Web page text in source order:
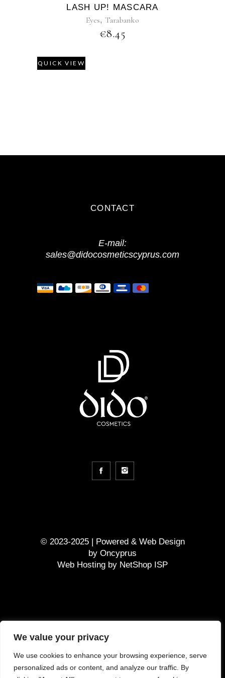
We value your privacy
We use cookies to enhance your browsing experience, serve
personalized ads or content, and analyze our traffic. By
LASH UP! MASCARA
Eyes, Tarabanko
€8.45
QUICK VIEW
CONTACT
E-mail:
sales@didocosmeticscyprus.com
© 2023-2025 | Powered & Web Design
by Oncyprus
Web Hosting by NetShop ISP
Terms and Conditions
Τρόπος πληρωμής
Κόστος παράδοσης